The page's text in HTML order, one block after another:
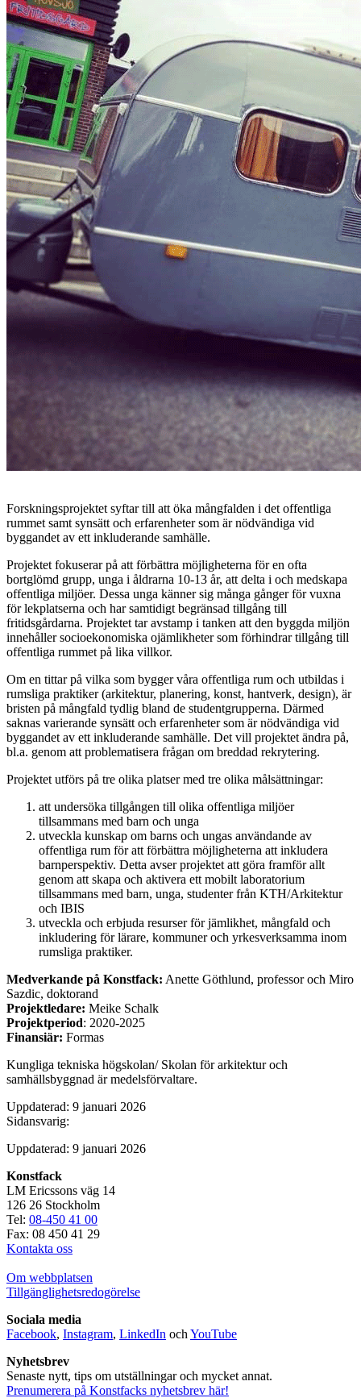
Forskningsprojektet syftar till att öka mångfalden i det offentliga
rummet samt synsätt och erfarenheter som är nödvändiga vid
byggandet av ett inkluderande samhälle.
Projektet fokuserar på att förbättra möjligheterna för en ofta
bortglömd grupp, unga i åldrarna 10-13 år, att delta i och medskapa
offentliga miljöer. Dessa unga känner sig många gånger för vuxna
för lekplatserna och har samtidigt begränsad tillgång till
fritidsgårdarna. Projektet tar avstamp i tanken att den byggda miljön
innehåller socioekonomiska ojämlikheter som förhindrar tillgång till
offentliga rummet på lika villkor.
Om en tittar på vilka som bygger våra offentliga rum och utbildas i
rumsliga praktiker (arkitektur, planering, konst, hantverk, design), är
bristen på mångfald tydlig bland de studentgrupperna. Därmed
saknas varierande synsätt och erfarenheter som är nödvändiga vid
byggandet av ett inkluderande samhälle. Det vill projektet ändra på,
bl.a. genom att problematisera frågan om breddad rekrytering.
Projektet utförs på tre olika platser med tre olika målsättningar:
att undersöka tillgången till olika offentliga miljöer
tillsammans med barn och unga
utveckla kunskap om barns och ungas användande av
offentliga rum för att förbättra möjligheterna att inkludera
barnperspektiv. Detta avser projektet att göra framför allt
genom att skapa och aktivera ett mobilt laboratorium
tillsammans med barn, unga, studenter från KTH/Arkitektur
och IBIS
utveckla och erbjuda resurser för jämlikhet, mångfald och
inkludering för lärare, kommuner och yrkesverksamma inom
rumsliga praktiker.
Medverkande på Konstfack: Anette Göthlund, professor och Miro
Sazdic, doktorand
Projektledare: Meike Schalk
Projektperiod: 2020-2025
Finansiär: Formas
Kungliga tekniska högskolan/ Skolan för arkitektur och
samhällsbyggnad är medelsförvaltare.
Uppdaterad: 9 januari 2026
Sidansvarig:
Uppdaterad: 9 januari 2026
Konstfack
LM Ericssons väg 14
126 26 Stockholm
Tel: 08-450 41 00
Fax: 08 450 41 29
Kontakta oss
Om webbplatsen
Tillgänglighetsredogörelse
Sociala media
Facebook, Instagram, LinkedIn och YouTube
Nyhetsbrev
Senaste nytt, tips om utställningar och mycket annat.
Prenumerera på Konstfacks nyhetsbrev här!